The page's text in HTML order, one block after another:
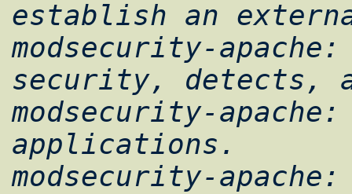
establish an
modsecurity-
security, detects,
modsecurity-
applications.
modsecurity-apache: